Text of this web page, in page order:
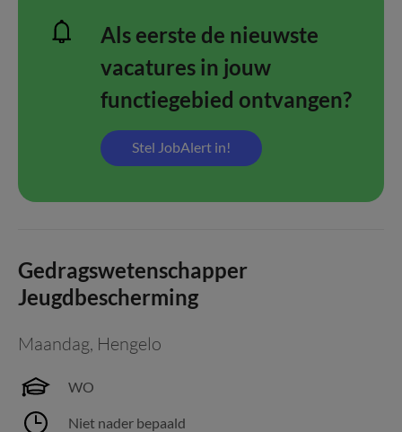
Als eerste de nieuwste
vacatures in jouw
functiegebied ontvangen?
Stel JobAlert in!
Gedragswetenschapper
Jeugdbescherming
Maandag, Hengelo
WO
Niet nader bepaald